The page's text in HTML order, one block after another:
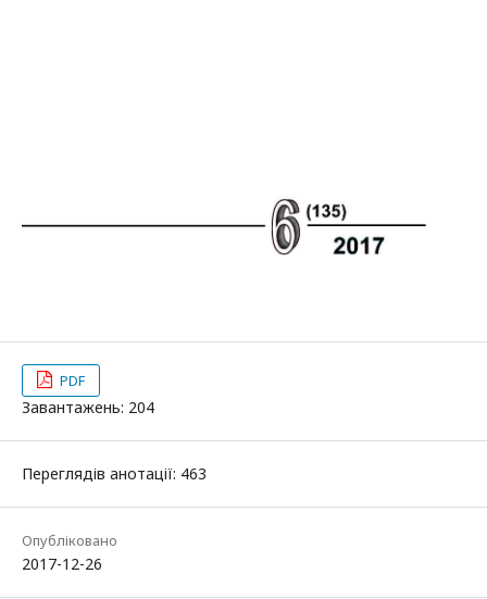
PDF
Завантажень: 204
Переглядів анотації: 463
Опубліковано
2017-12-26